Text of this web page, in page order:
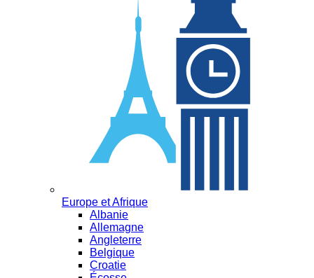
Europe et Afrique
Albanie
Allemagne
Angleterre
Belgique
Croatie